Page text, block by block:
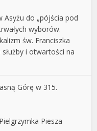
Asyżu do „pójścia pod
wyborów.
św. Franciszka
i otwartości na
Górę w 315.
Piesza